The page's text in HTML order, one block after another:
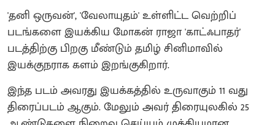
'தனி ஒருவன்', 'வேலாயுதம்' உள்ளிட்ட வெற்றிப்
படங்களை இயக்கிய மோகன் ராஜா 'காட்ஃபாதர்'
படத்திற்கு பிறகு மீண்டும் தமிழ் சினிமாவில்
இயக்குநராக களம் இறங்குகிறார்.
இந்த படம் அவரது இயக்கத்தில் உருவாகும் 11 வது
திரைப்படம் ஆகும். மேலும் அவர் திரையுலகில் 25